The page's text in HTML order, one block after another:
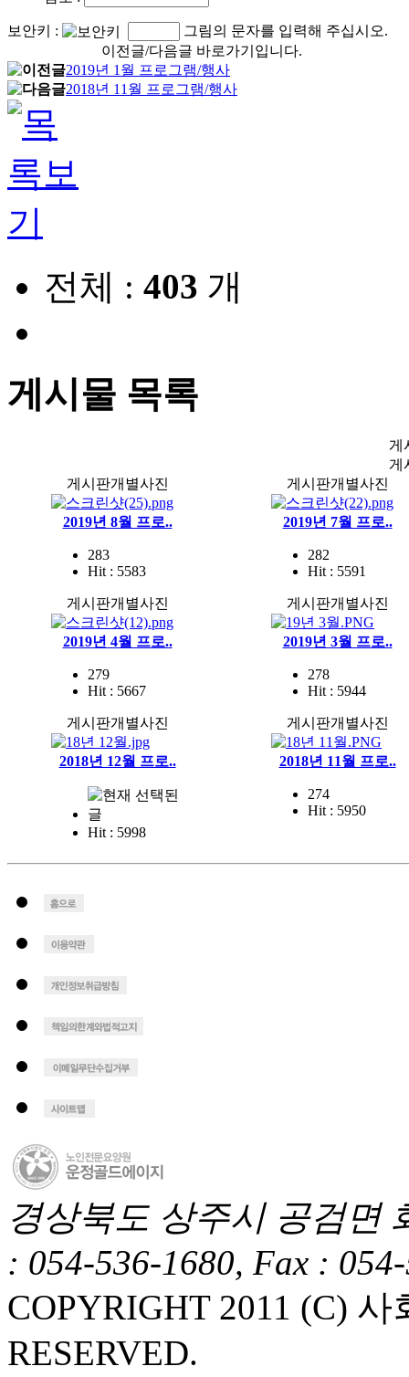
보안키 :
그림의 문자를 입력해 주십시오.
이전글/다음글 바로가기입니다.
2019년 1월 프로그램/행사
2018년 11월 프로그램/행사
전체 : 403 개
게시물 목록
게
게
게시판개별사진
2019년 8월 프로..
283
Hit : 5583
게시판개별사진
2019년 7월 프로..
282
Hit : 5591
게시판개별사진
2019년 4월 프로..
279
Hit : 5667
게시판개별사진
2019년 3월 프로..
278
Hit : 5944
게시판개별사진
2018년 12월 프로..
Hit : 5998
게시판개별사진
2018년 11월 프로..
274
Hit : 5950
경상북도 상주시 공검면
: 054-536-1680, Fax :
COPYRIGHT 2011 (C)
RESERVED.